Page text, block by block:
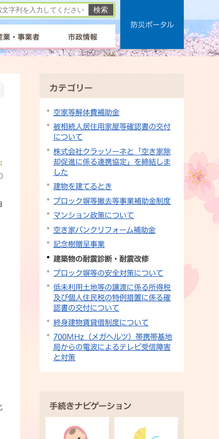
業・事業者 市政情報
防災ポータル
カテゴリー
空家等解体費補助金
被相続人居住用家屋等確認書の交付
について
株式会社クラッソーネと「空き家除
却促進に係る連携協定」を締結しま
した
建物を建てるとき
ブロック塀等撤去等事業補助金制度
マンション政策について
空き家バンクリフォーム補助金
記念樹贈呈事業
建築物の耐震診断・耐震改修
ブロック塀等の安全対策について
低未利用土地等の譲渡に係る所得税
及び個人住民税の特例措置に係る確
認書の交付について
終身建物賃貸借制度について
700MHz（メガヘルツ）帯携帯基地
局からの電波によるテレビ受信障害
と対策
手続きナビゲーション